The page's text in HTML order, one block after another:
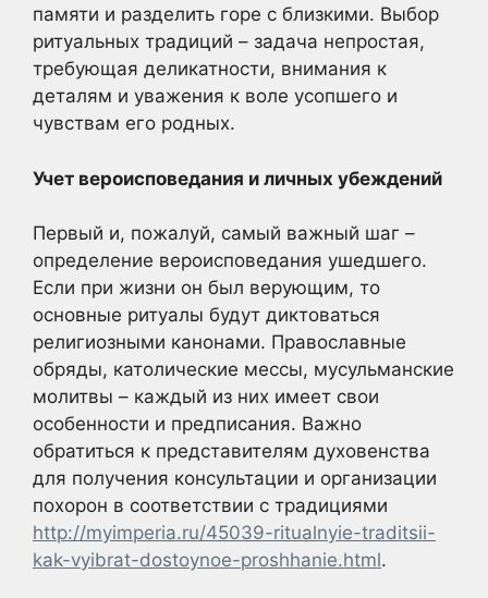
памяти и разделить горе с близкими. Выбор
ритуальных традиций – задача непростая,
требующая деликатности, внимания к
деталям и уважения к воле усопшего и
чувствам его родных.
Учет вероисповедания и личных убеждений
Первый и, пожалуй, самый важный шаг –
определение вероисповедания ушедшего.
Если при жизни он был верующим, то
основные ритуалы будут диктоваться
религиозными канонами. Православные
обряды, католические мессы, мусульманские
молитвы – каждый из них имеет свои
особенности и предписания. Важно
обратиться к представителям духовенства
для получения консультации и организации
похорон в соответствии с традициями
http://myimperia.ru/45039-ritualnyie-traditsii-
kak-vyibrat-dostoynoe-proshhanie.html.